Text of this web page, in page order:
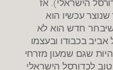
הישראלי). אז
עכשיו הוא
חדש הוא לא
בכבודו ובעצמו
שגם שמעון מזרחי
לכדורסל הישראלי